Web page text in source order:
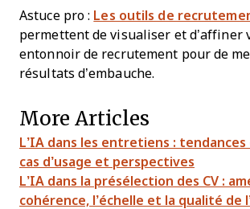
Astuce pro : Les outils de
permettent de visualiser et d’affiner
entonnoir de recrutement pour de
résultats d’embauche.
More Articles
L’IA dans les entretiens :
cas d’usage et perspectives
L’IA dans la présélection des CV :
cohérence, l’échelle et la qualité de